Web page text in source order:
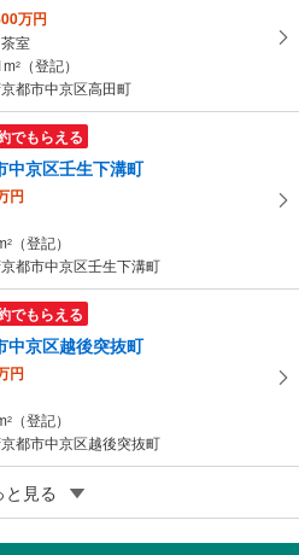
万円
室
2
（登記）
都市中京区高田町
でもらえる
中京区壬生下溝町
円
2
（登記）
都市中京区壬生下溝町
でもらえる
中京区越後突抜町
円
2
（登記）
都市中京区越後突抜町
でもらえる
中京区壬生松原町
円
と見る